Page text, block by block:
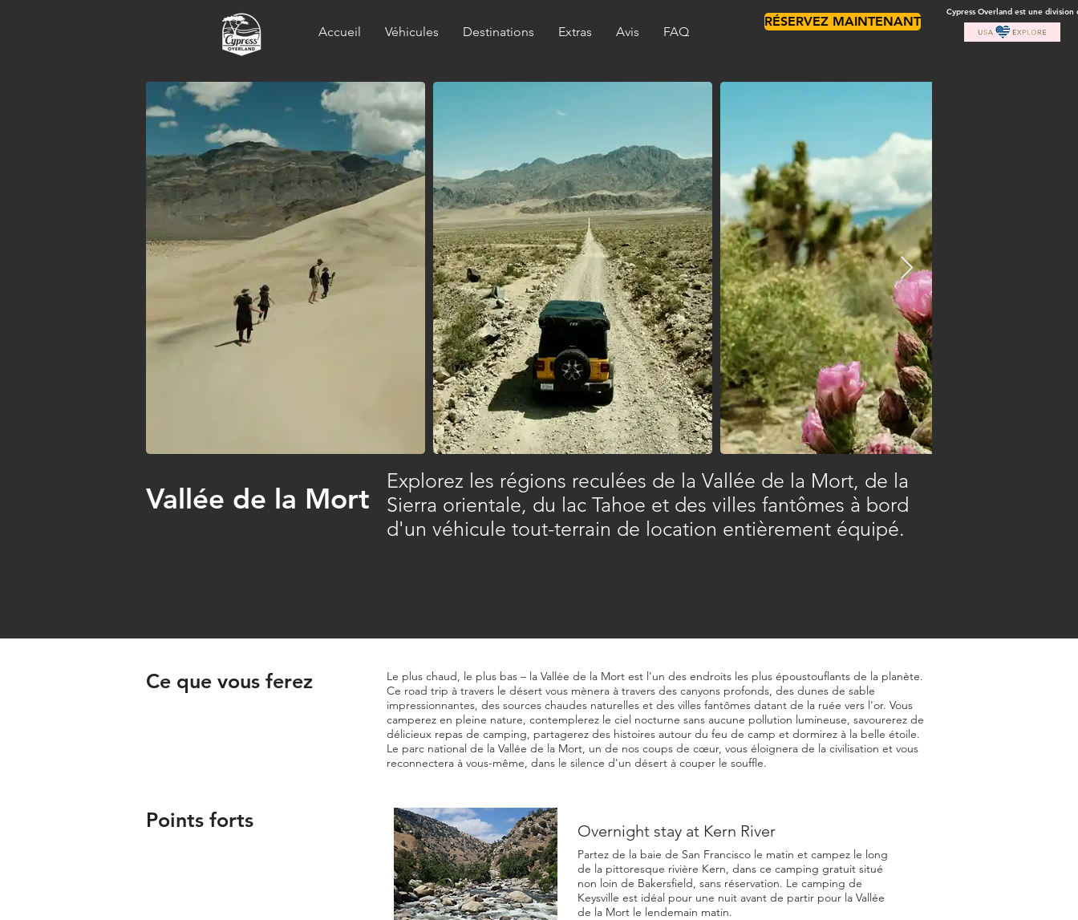
Accueil Véhicules Destinations Extras Avis FAQ
RÉSERVEZ MAINTENANT
Cypress Overland est une division
Vallée de la Mort
Explorez les régions reculées de la Vallée de la Mort, de la
Sierra orientale, du lac Tahoe et des villes fantômes à bord
d'un véhicule tout-terrain de location entièrement équipé.
Ce que vous ferez
Le plus chaud, le plus bas – la Vallée de la Mort est l'un des endroits les plus époustouflants de la planète.
Ce road trip à travers le désert vous mènera à travers des canyons profonds, des dunes de sable
impressionnantes, des sources chaudes naturelles et des villes fantômes datant de la ruée vers l'or. Vous
camperez en pleine nature, contemplerez le ciel nocturne sans aucune pollution lumineuse, savourerez de
délicieux repas de camping, partagerez des histoires autour du feu de camp et dormirez à la belle étoile.
Le parc national de la Vallée de la Mort, un de nos coups de cœur, vous éloignera de la civilisation et vous
reconnectera à vous-même, dans le silence d'un désert à couper le souffle.
Points forts Overnight stay at Kern River
Partez de la baie de San Francisco le matin et campez le long
de la pittoresque rivière Kern, dans ce camping gratuit situé
non loin de Bakersfield, sans réservation. Le camping de
Keysville est idéal pour une nuit avant de partir pour la Vallée
de la Mort le lendemain matin.